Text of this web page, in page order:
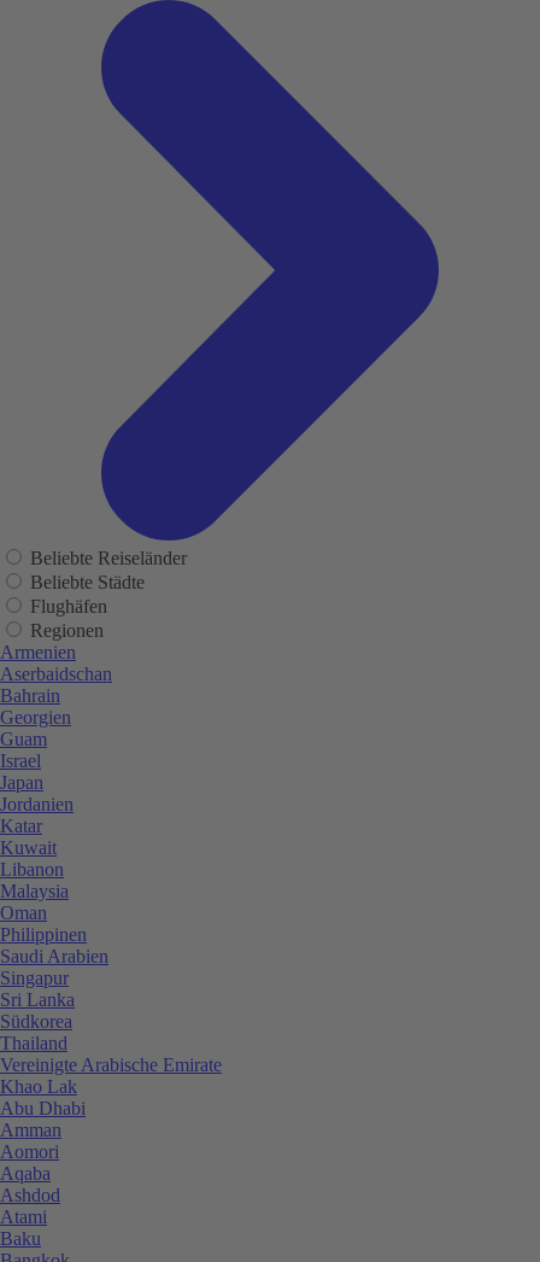
Beliebte Reiseländer
Beliebte Städte
Flughäfen
Regionen
Armenien
Aserbaidschan
Bahrain
Georgien
Guam
Israel
Japan
Jordanien
Katar
Kuwait
Libanon
Malaysia
Oman
Philippinen
Saudi Arabien
Singapur
Sri Lanka
Südkorea
Thailand
Vereinigte Arabische Emirate
Khao Lak
Abu Dhabi
Amman
Aomori
Aqaba
Ashdod
Atami
Baku